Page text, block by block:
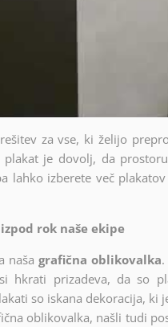
za vse, ki želijo
je dovolj, da
lahko izberete več
rok naše ekipe
naša grafična oblikovalka
hkrati prizadeva, da so
so iskana dekoracija, ki
oblikovalka, našli tudi